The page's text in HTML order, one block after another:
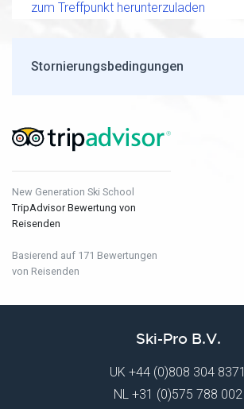
zum Treffpunkt herunterzuladen
Stornierungsbedingungen
New Generation Ski School
TripAdvisor Bewertung von
Reisenden
Basierend auf 171 Bewertungen
von Reisenden
Ski-Pro B.V.
UK +44 (0)808 304 8371
NL +31 (0)575 788 002